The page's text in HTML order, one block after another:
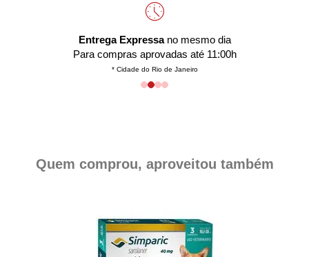
Entrega Expressano mesmo dia
Para compras aprovadas até 11:00h
* Cidade do Rio de Janeiro
Quem comprou, aproveitou também